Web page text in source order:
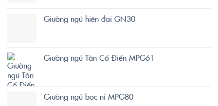
Giường ngủ hiện đại GN30
Giường ngủ Tân Cổ Điển MPG61
Giường ngủ bọc nỉ MPG80